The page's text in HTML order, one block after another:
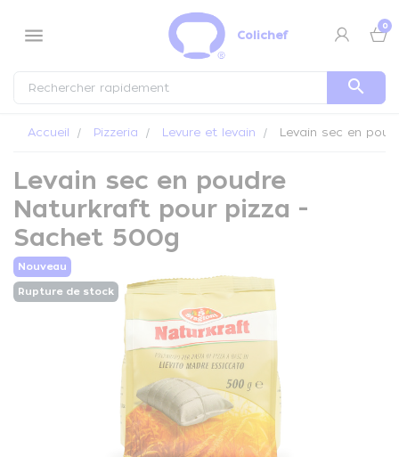
menu Colichef
0
search
Accueil Pizzeria Levure et levain Levain sec en
Levain sec en poudre
Naturkraft pour pizza -
Sachet 500g
Nouveau
Rupture de stock